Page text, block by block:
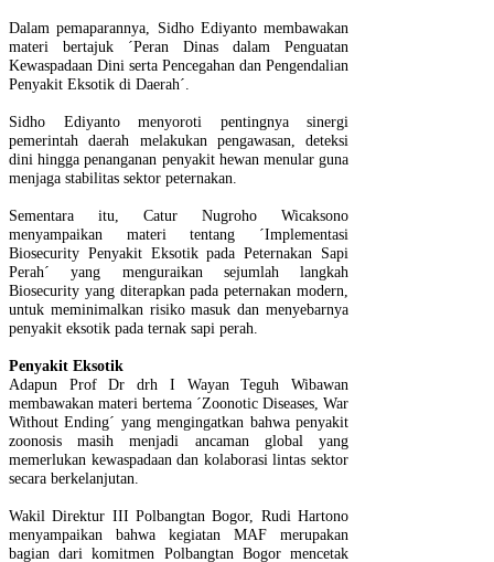
Dalam pemaparannya, Sidho Ediyanto membawakan
materi bertajuk ´Peran Dinas dalam Penguatan
Kewaspadaan Dini serta Pencegahan dan Pengendalian
Penyakit Eksotik di Daerah´.
Sidho Ediyanto menyoroti pentingnya sinergi
pemerintah daerah melakukan pengawasan, deteksi
dini hingga penanganan penyakit hewan menular guna
menjaga stabilitas sektor peternakan.
Sementara itu, Catur Nugroho Wicaksono
menyampaikan materi tentang ´Implementasi
Biosecurity Penyakit Eksotik pada Peternakan Sapi
Perah´ yang menguraikan sejumlah langkah
Biosecurity yang diterapkan pada peternakan modern,
untuk meminimalkan risiko masuk dan menyebarnya
penyakit eksotik pada ternak sapi perah.
Penyakit Eksotik
Adapun Prof Dr drh I Wayan Teguh Wibawan
membawakan materi bertema ´Zoonotic Diseases, War
Without Ending´ yang mengingatkan bahwa penyakit
zoonosis masih menjadi ancaman global yang
memerlukan kewaspadaan dan kolaborasi lintas sektor
secara berkelanjutan.
Wakil Direktur III Polbangtan Bogor, Rudi Hartono
menyampaikan bahwa kegiatan MAF merupakan
bagian dari komitmen Polbangtan Bogor mencetak